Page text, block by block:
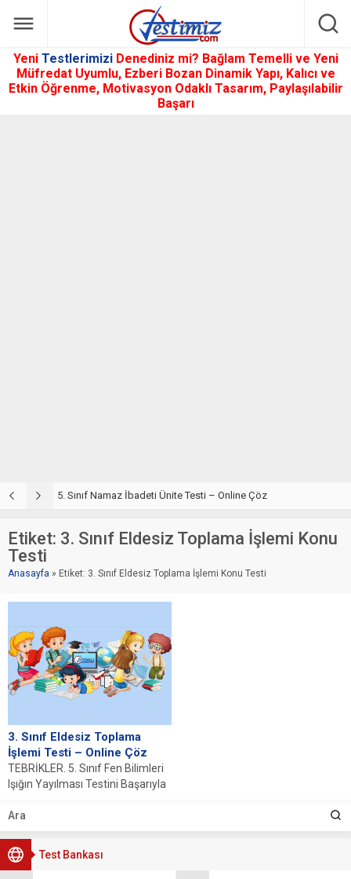
Yeni Testlerimizi Denediniz mi? Bağlam Temelli ve Yeni
Müfredat Uyumlu, Ezberi Bozan Dinamik Yapı, Kalıcı ve
Etkin Öğrenme, Motivasyon Odaklı Tasarım, Paylaşılabilir
Başarı
5. Sınıf Namaz İbadeti Ünite Testi – Online Çöz
Test Bankası
Etiket: 3. Sınıf Eldesiz Toplama İşlemi Konu
Testi
Anasayfa » Etiket: 3. Sınıf Eldesiz Toplama İşlemi Konu Testi
3. Sınıf Eldesiz Toplama
İşlemi Testi – Online Çöz
TEBRİKLER. 5. Sınıf Fen Bilimleri
Işığın Yayılması Testini Başarıyla
Sayısı: %%TOTAL%% Sizin...